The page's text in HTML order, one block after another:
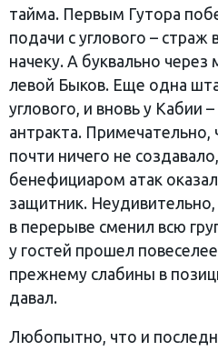
тайма. Первым Гутора
подачи с углового –
начеку. А буквально через
левой Быков. Еще одна
углового, и вновь у Кабии
антракта. Примечательно,
почти ничего не
бенефициаром атак
защитник.
в перерыве сменил всю
у гостей прошел
прежнему слабины в
давал.
Любопытно, что и